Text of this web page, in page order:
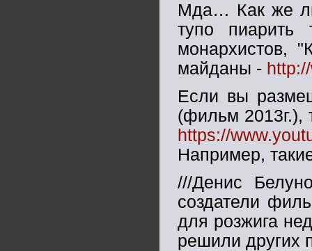
Мда… Как же
тупо пиарить
монархистов,
майданы -
Если вы
(фильм 2013г.),
https://
Например,
///Денис
создатели
для розжига
решили других